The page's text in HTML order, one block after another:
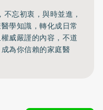
忘初衷，與時並進，
學知識，轉化成日常
威嚴謹的內容， 不道
為你信賴的家庭醫